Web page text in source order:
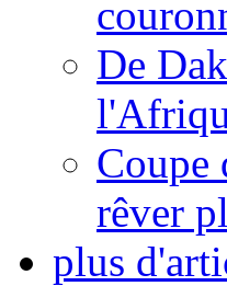
De
Coupe
rêver
plus